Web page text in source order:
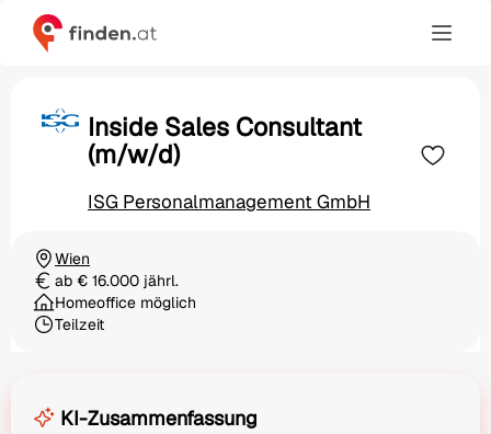
Inside Sales Consultant
(m/w/d)
ISG Personalmanagement GmbH
Ortschaft
Wien
Gehaltab € 16.000 jährl.
Homeoffice möglich
Beschäftigungsart
Teilzeit
KI-Zusammenfassung